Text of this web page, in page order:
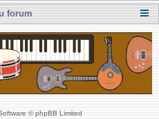
forum
© phpBB Limited